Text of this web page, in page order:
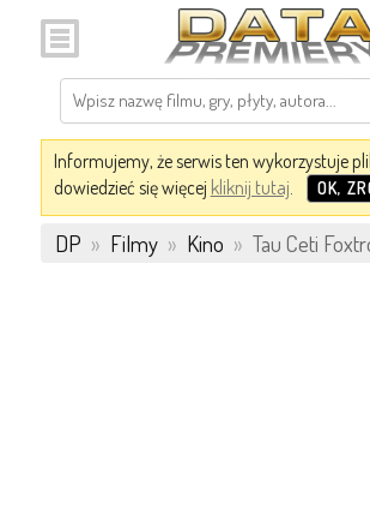
Informujemy, że serwis ten wykorzystuje
dowiedzieć się więcej kliknij tutaj. OK,
DP » Filmy » Kino » Tau Ceti